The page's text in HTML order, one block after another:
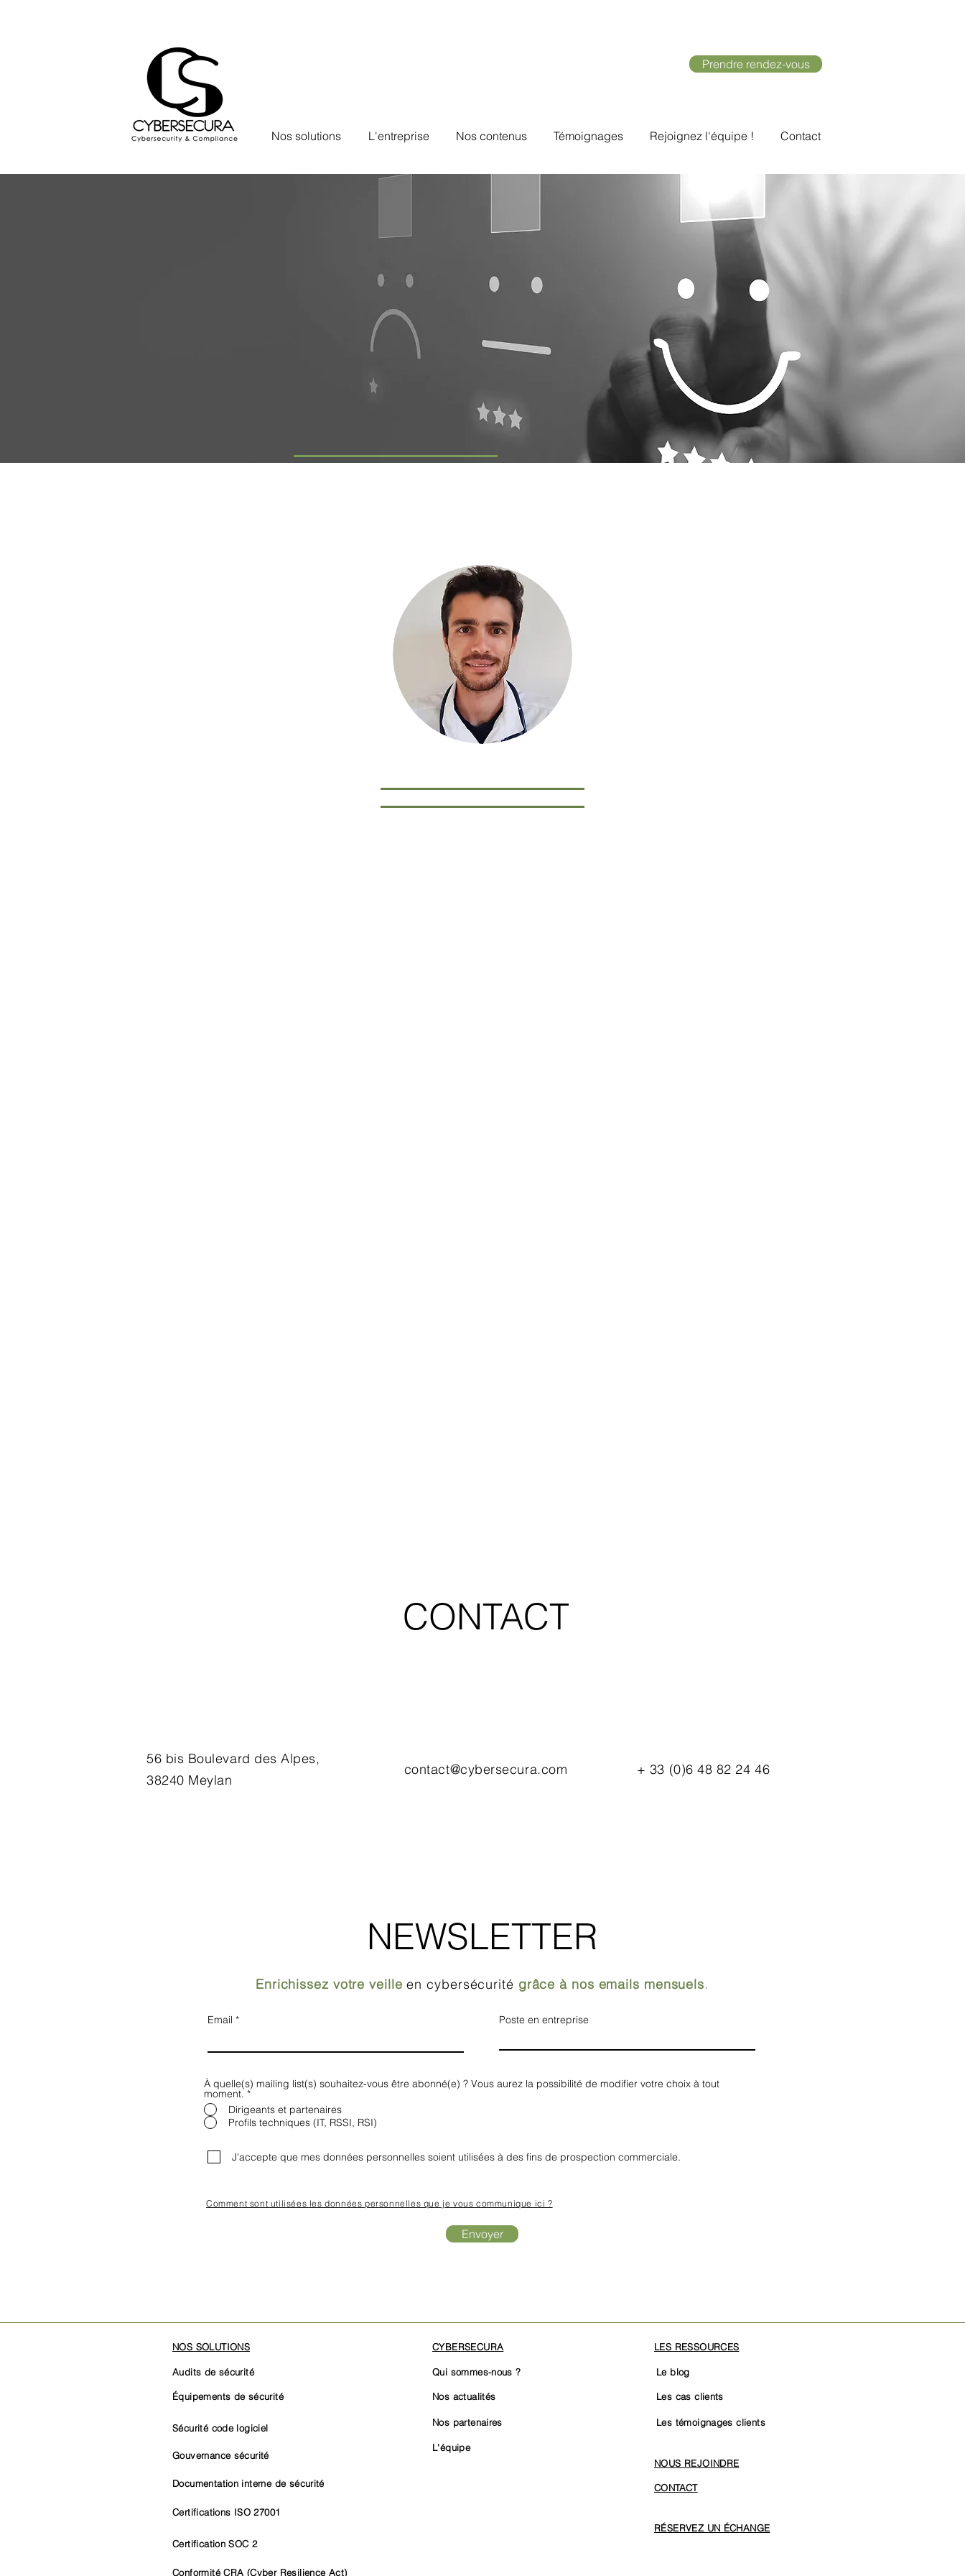
Prendre rendez-vous
Nos solutions L'entreprise Nos contenus Témoignages Rejoignez l'équipe ! Contact
CONTACT
56 bis Boulevard des Alpes,
38240 Meylan
contact@cybersecura.com + 33 (0)6 48 82 24 46
NEWSLETTER
Enrichissez votre veille en cybersécurité grâce à nos emails mensuels.
Email Poste en entreprise
À quelle(s) mailing list(s) souhaitez-vous être abonné(e) ? Vous aurez la possibilité de modifier votre choix à tout
moment. *
Dirigeants et partenaires
Profils techniques (IT, RSSI, RSI)
J'accepte que mes données personnelles soient utilisées à des fins de prospection commerciale.
Comment sont utilisées les données personnelles que je vous communique ici ?
Envoyer
NOS SOLUTIONS
Audits de sécurité
Équipements de sécurité
Sécurité code logiciel
Gouvernance sécurité
CYBERSECURA
Qui sommes-nous ?
Nos actualités
Nos partenaires
L'équipe
Documentation interne de sécurité
LES RESSOURCES
Le blog
Les cas clients
Les témoignages clients
NOUS REJOINDRE
CONTACT
Certifications ISO 27001
RÉSERVEZ UN ÉCHANGE
Certification SOC 2
Conformité CRA (Cyber Resilience Act)